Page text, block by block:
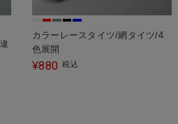
カラーレースタイツ/網タイツ/4
色展開
¥880 税込